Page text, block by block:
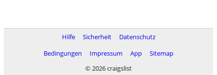
Hilfe Sicherheit
Datenschutz
Bedingungen
Impressum App
Sitemap
© 2026 craigslist